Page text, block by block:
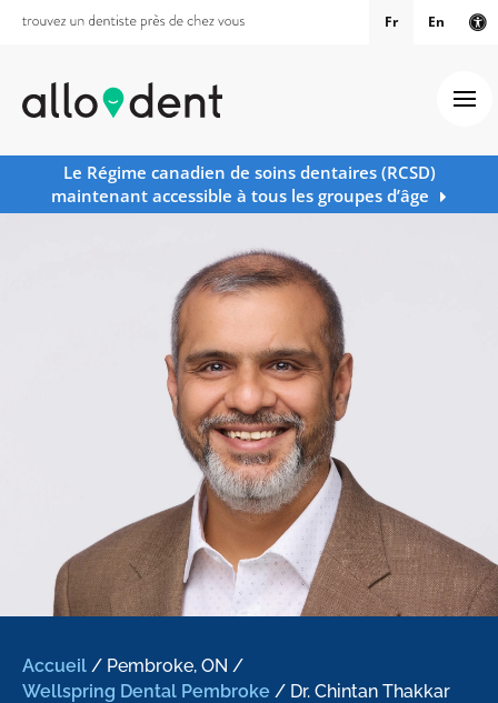
Fr En
Le Régime canadien de soins dentaires (RCSD)
maintenant accessible à tous les groupes d’âge
Accueil / Pembroke, ON /
Wellspring Dental Pembroke / Dr. Chintan Thakkar